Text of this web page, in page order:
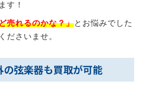
す！
売れるのかな？」とお悩みでした
ださいませ。
の弦楽器も買取が可能